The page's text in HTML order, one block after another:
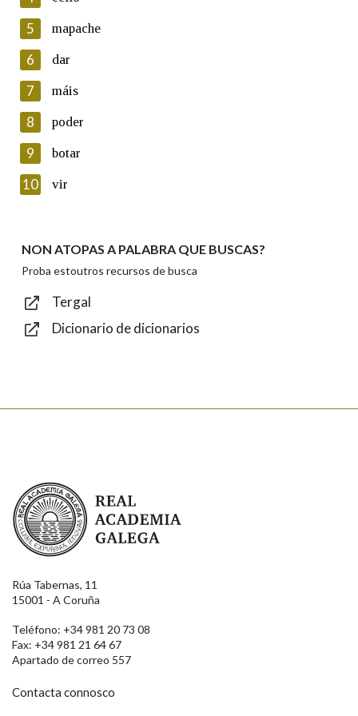
Lin e acepto as condicións da política de
Introduce o código que aparece na imaxe:
Texto de verificación
Enviar
5 mapache
6 dar
7 máis
8 poder
9 botar
10 vir
NON ATOPAS A PALABRA QUE BUSCAS?
Proba estoutros recursos de busca
Tergal
Dicionario de dicionarios
Real Academia Galega
Rúa Tabernas, 11
15001 - A Coruña
Teléfono: +34 981 20 73 08
Fax: +34 981 21 64 67
Apartado de correo 557
Contacta connosco